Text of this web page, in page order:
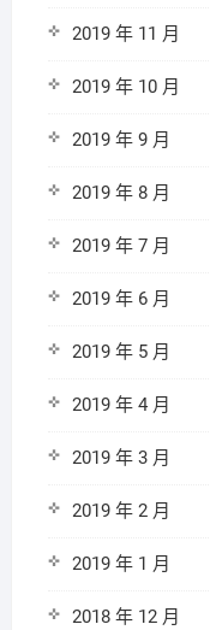
2019 年 11 月
2019 年 10 月
2019 年 9 月
2019 年 8 月
2019 年 7 月
2019 年 6 月
2019 年 5 月
2019 年 4 月
2019 年 3 月
2019 年 2 月
2019 年 1 月
2018 年 12 月